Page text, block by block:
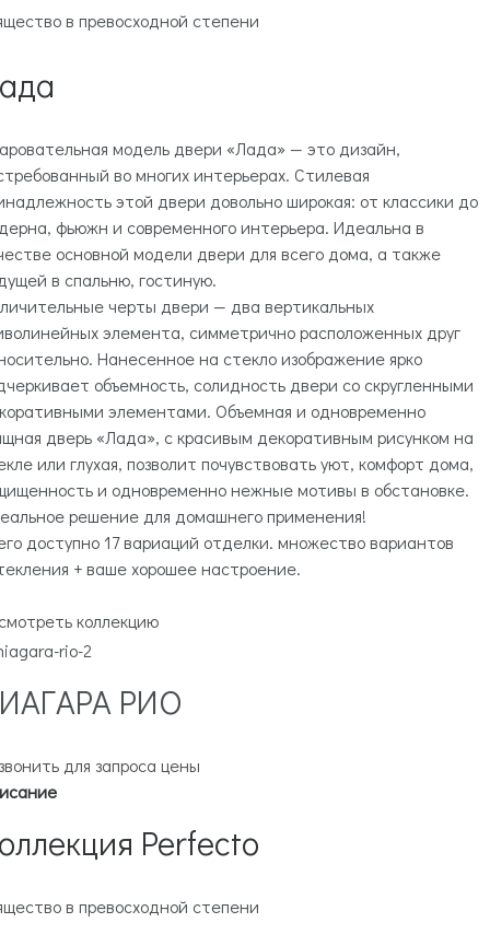
в превосходной степени
модель двери «Лада» — это дизайн,
во многих интерьерах. Стилевая
этой двери довольно широкая: от классики до
фьюжн и современного интерьера. Идеальна в
основной модели двери для всего дома, а также
в спальню, гостиную.
черты двери — два вертикальных
элемента, симметрично расположенных друг
Нанесенное на стекло изображение ярко
объемность, солидность двери со скругленными
элементами. Объемная и одновременно
дверь «Лада», с красивым декоративным рисунком на
или глухая, позволит почувствовать уют, комфорт дома,
и одновременно нежные мотивы в обстановке.
решение для домашнего применения!
доступно 17 вариаций отделки. множество вариантов
+ ваше хорошее настроение.
коллекцию
РИО
для запроса цены
Perfecto
в превосходной степени